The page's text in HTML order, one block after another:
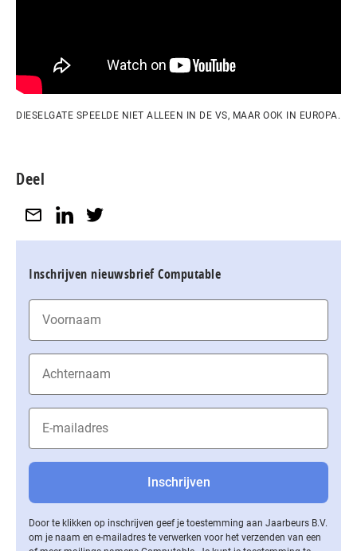
DIESELGATE SPEELDE NIET ALLEEN IN DE VS, MAAR OOK IN EUROPA.
Deel
Inschrijven nieuwsbrief Computable
Door te klikken op inschrijven geef je toestemming aan Jaarbeurs B.V.
om je naam en e-mailadres te verwerken voor het verzenden van een